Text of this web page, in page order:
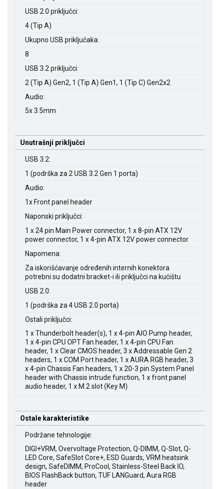
USB 2.0 priključci:
4 (Tip A)
Ukupno USB priključaka:
8
USB 3.2 priključci:
2 (Tip A) Gen2, 1 (Tip A) Gen1, 1 (Tip C) Gen2x2
Audio:
5x 3.5mm
Unutrašnji priključci
USB 3.2:
1 (podrška za 2 USB 3.2 Gen 1 porta)
Audio:
1x Front panel header
Naponski priključci:
1 x 24 pin Main Power connector, 1 x 8-pin ATX 12V
power connector, 1 x 4-pin ATX 12V power connector
Napomena:
Za iskorišćavanje određenih internih konektora
potrebni su dodatni bracket-i ili priključci na kućištu
USB 2.0:
1 (podrška za 4 USB 2.0 porta)
Ostali priključci:
1 x Thunderbolt header(s), 1 x 4-pin AIO Pump header,
1 x 4-pin CPU OPT Fan header, 1 x 4-pin CPU Fan
header, 1 x Clear CMOS header, 3 x Addressable Gen 2
headers, 1 x COM Port header, 1 x AURA RGB header, 3
x 4-pin Chassis Fan headers, 1 x 20-3 pin System Panel
header with Chassis intrude function, 1 x front panel
audio header, 1 x M.2 slot (Key M)
Ostale karakteristike
Podržane tehnologije:
DIGI+VRM, Overvoltage Protection, Q-DIMM, Q-Slot, Q-
LED Core, SafeSlot Core+, ESD Guards, VRM heatsink
design, SafeDIMM, ProCool, Stainless-Steel Back IO,
BIOS FlashBack button, TUF LANGuard, Aura RGB
header